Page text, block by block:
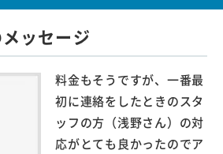
ッセージ
料金もそうですが、一番最
初に連絡をしたときのスタ
ッフの方（浅野さん）の対
応がとても良かったのでア